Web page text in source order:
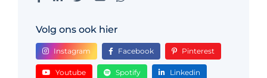
Volg ons ook hier
Instagram Facebook Pinterest
Youtube Spotify Linkedin